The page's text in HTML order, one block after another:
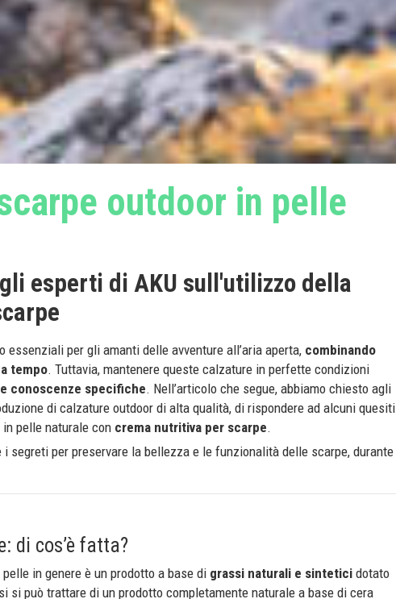
outdoor in pelle
esperti di AKU sull'utilizzo della
essenziali per gli amanti delle avventure all’aria aperta, combinando
tempo. Tuttavia, mantenere queste calzature in perfette condizioni
conoscenze specifiche. Nell’articolo che segue, abbiamo chiesto agli
di calzature outdoor di alta qualità, di rispondere ad alcuni quesiti
pelle naturale con crema nutritiva per scarpe.
segreti per preservare la bellezza e le funzionalità delle scarpe, durante
di cos’è fatta?
in genere è un prodotto a base di grassi naturali e sintetici dotato
si può trattare di un prodotto completamente naturale a base di cera